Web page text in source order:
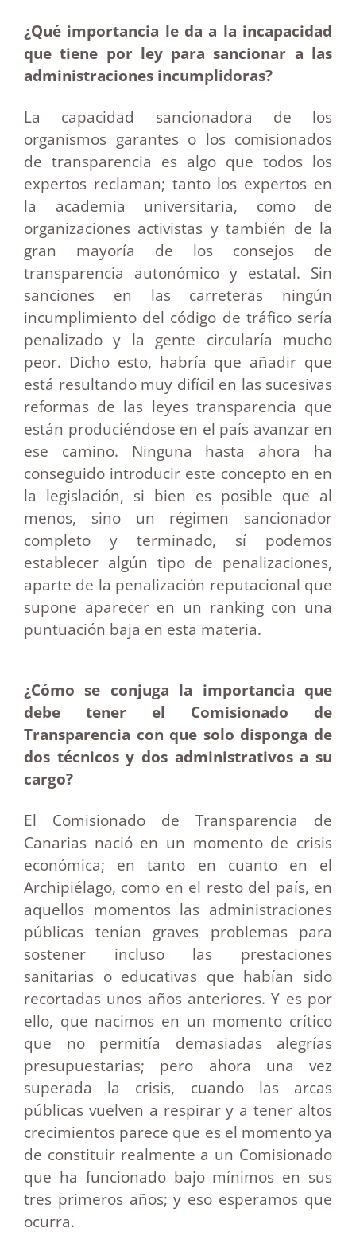
¿Qué importancia le da a la incapacidad
que tiene por ley para sancionar a las
administraciones incumplidoras?
La capacidad sancionadora de los
organismos garantes o los comisionados
de transparencia es algo que todos los
expertos reclaman; tanto los expertos en
la academia universitaria, como de
organizaciones activistas y también de la
gran mayoría de los consejos de
transparencia autonómico y estatal. Sin
sanciones en las carreteras ningún
incumplimiento del código de tráfico sería
penalizado y la gente circularía mucho
peor. Dicho esto, habría que añadir que
está resultando muy difícil en las sucesivas
reformas de las leyes transparencia que
están produciéndose en el país avanzar en
ese camino. Ninguna hasta ahora ha
conseguido introducir este concepto en en
la legislación, si bien es posible que al
menos, sino un régimen sancionador
completo y terminado, sí podemos
establecer algún tipo de penalizaciones,
aparte de la penalización reputacional que
supone aparecer en un ranking con una
puntuación baja en esta materia.
¿Cómo se conjuga la importancia que
debe tener el Comisionado de
Transparencia con que solo disponga de
dos técnicos y dos administrativos a su
cargo?
El Comisionado de Transparencia de
Canarias nació en un momento de crisis
económica; en tanto en cuanto en el
Archipiélago, como en el resto del país, en
aquellos momentos las administraciones
públicas tenían graves problemas para
sostener incluso las prestaciones
sanitarias o educativas que habían sido
recortadas unos años anteriores. Y es por
ello, que nacimos en un momento crítico
que no permitía demasiadas alegrías
presupuestarias; pero ahora una vez
superada la crisis, cuando las arcas
públicas vuelven a respirar y a tener altos
crecimientos parece que es el momento ya
de constituir realmente a un Comisionado
que ha funcionado bajo mínimos en sus
tres primeros años; y eso esperamos que
ocurra.